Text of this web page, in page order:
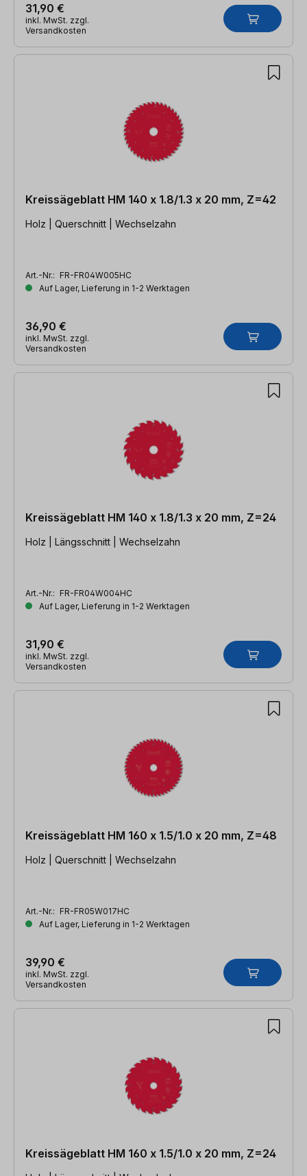
31,90 €
inkl. MwSt. zzgl.
Versandkosten
Kreissägeblatt HM 140 x 1.8/1.3 x 20 mm, Z=42
Holz | Querschnitt | Wechselzahn
Art.-Nr.: FR-FR04W005HC
Auf Lager, Lieferung in 1-2 Werktagen
36,90 €
inkl. MwSt. zzgl.
Versandkosten
Kreissägeblatt HM 140 x 1.8/1.3 x 20 mm, Z=24
Holz | Längsschnitt | Wechselzahn
Art.-Nr.: FR-FR04W004HC
Auf Lager, Lieferung in 1-2 Werktagen
31,90 €
inkl. MwSt. zzgl.
Versandkosten
Kreissägeblatt HM 160 x 1.5/1.0 x 20 mm, Z=48
Holz | Querschnitt | Wechselzahn
Art.-Nr.: FR-FR05W017HC
Auf Lager, Lieferung in 1-2 Werktagen
39,90 €
inkl. MwSt. zzgl.
Versandkosten
Kreissägeblatt HM 160 x 1.5/1.0 x 20 mm, Z=24